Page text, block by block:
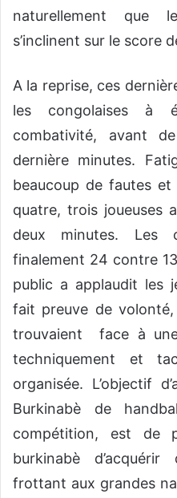
naturellement que
s’inclinent sur le score
A la reprise, ces
les congolaises à
combativité, avant
dernière minutes.
beaucoup de fautes
quatre, trois joueuses
deux minutes. Les
finalement 24 contre
public a applaudit les
fait preuve de
trouvaient face à
techniquement et
organisée. L’objectif
Burkinabè de
compétition, est de
burkinabè
frottant aux grandes